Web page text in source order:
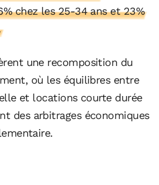
chez les 25-34 ans et 23%
une recomposition du
où les équilibres entre
et locations courte durée
des arbitrages économiques